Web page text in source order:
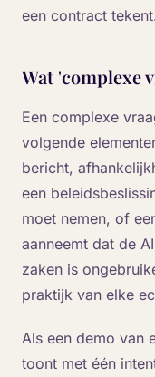
een contract
Wat 'complexe
Een complexe
volgende
bericht,
een
moet nemen, of
aanneemt dat de
zaken is
praktijk van elke
Als een demo van
toont met één